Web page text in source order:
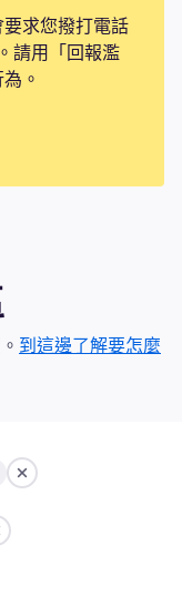
求您撥打電話
請用「回報濫
。
到這邊了解要怎麼